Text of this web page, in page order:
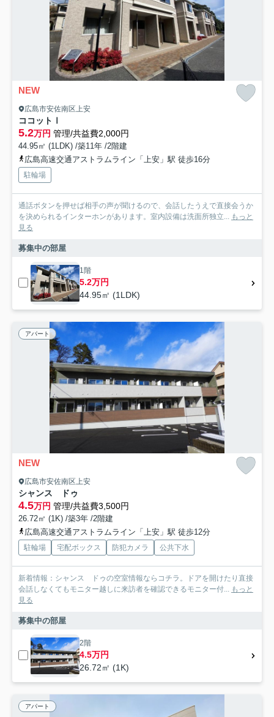
NEW
広島市安佐南区上安
ココットⅠ
5.2万円 管理/共益費2,000円
44.95㎡ (1LDK) /築11年 /2階建
広島高速交通アストラムライン「上安」駅 徒歩16分
駐輪場
通話ボタンを押せば相手の声が聞けるので、会話したうえで直接会うか
を決められるインターホンがあります。室内設備は洗面所独立...
もっと
見る
募集中の部屋
1階
5.2万円
44.95㎡ (1LDK)
アパート
NEW
広島市安佐南区上安
シャンス ドゥ
4.5万円 管理/共益費3,500円
26.72㎡ (1K) /築3年 /2階建
広島高速交通アストラムライン「上安」駅 徒歩12分
駐輪場 宅配ボックス 防犯カメラ 公共下水
新着情報：シャンス ドゥの空室情報ならコチラ。ドアを開けたり直接
会話しなくてもモニター越しに来訪者を確認できるモニター付... もっと
見る
募集中の部屋
2階
4.5万円
26.72㎡ (1K)
アパート